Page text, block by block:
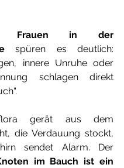
Frauen in der
spüren es deutlich:
innere Unruhe oder
schlagen direkt
gerät aus dem
die Verdauung stockt,
sendet Alarm. Der
im Bauch ist ein